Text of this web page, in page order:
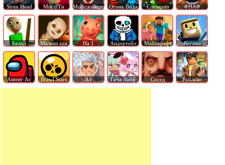
Siren Head Мисс Ти Мороженщик Огонь Вода Слизарио ФНАФ
Балди Малыш ада На 1 Андертейл Майнкрафт Когама
Амонг Ас Brawl Stars А4 Гача Лайф Сосед Роблокс